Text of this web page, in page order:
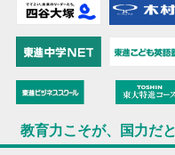
教育力こそが、国力だと